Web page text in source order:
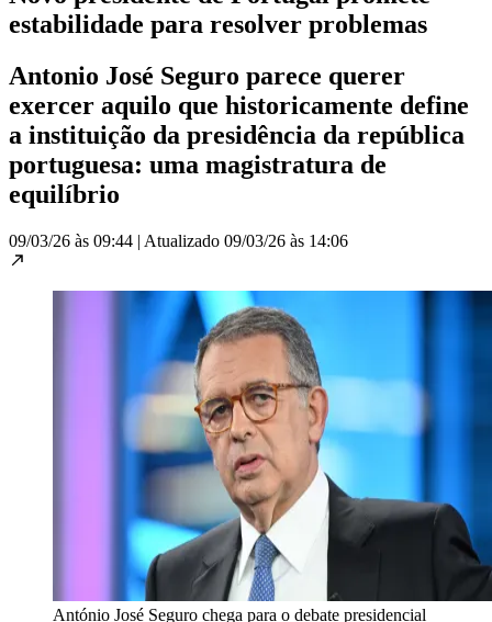
estabilidade para resolver problemas
Antonio José Seguro parece querer
exercer aquilo que historicamente define
a instituição da presidência da república
portuguesa: uma magistratura de
equilíbrio
09/03/26 às 09:44 | Atualizado 09/03/26 às 14:06
António José Seguro chega para o debate presidencial